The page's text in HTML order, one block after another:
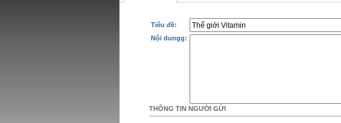
Tiêu đề:
Nội dungg:
THÔNG TIN NGƯỜI GỬI